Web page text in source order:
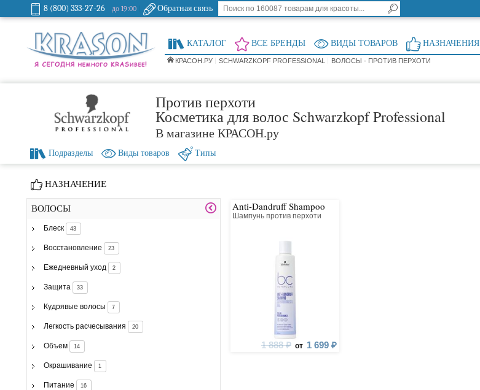
8 (800) 333-27-26 до 19:00 Обратная связь
КАТАЛОГ ВСЕ БРЕНДЫ ВИДЫ ТОВАРОВ НАЗНАЧЕНИЯ
КРАСОН.РУ SCHWARZKOPF PROFESSIONAL ВОЛОСЫ - ПРОТИВ ПЕРХОТИ
Против перхоти
Косметика для волос Schwarzkopf Professional
В магазине КРАСОН.ру
Подразделы Виды товаров Типы
НАЗНАЧЕНИЕ
ВОЛОСЫ
Блеск 43
Восстановление 23
Ежедневный уход 2
Защита 33
Кудрявые волосы 7
Легкость расчесывания 20
Объем 14
Окрашивание 1
Питание 16
Anti-Dandruff Shampoo
Шампунь против перхоти
1 888 ₽ от 1 699 ₽